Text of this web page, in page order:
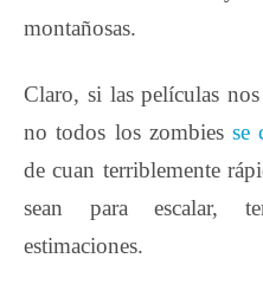
montañosas.
Claro, si las películas
no todos los zombies se
de cuan terriblemente
sean para escalar,
estimaciones.